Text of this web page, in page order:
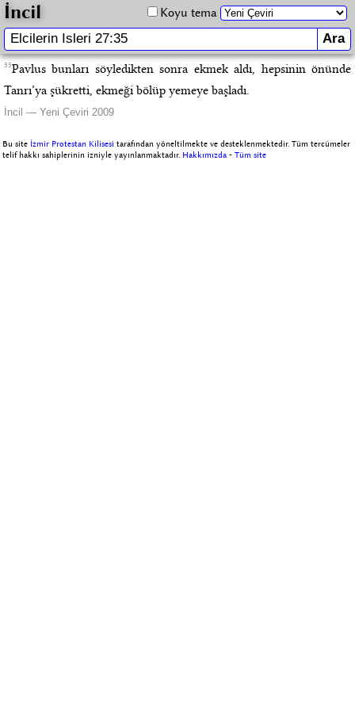
İncil Koyu tema
35Pavlus bunları söyledikten sonra ekmek aldı, hepsinin önünde
Tanrı’ya şükretti, ekmeği bölüp yemeye başladı.
İncil — Yeni Çeviri 2009
Bu site İzmir Protestan Kilisesi tarafından yöneltilmekte ve desteklenmektedir. Tüm tercümeler
telif hakkı sahiplerinin izniyle yayınlanmaktadır. Hakkımızda -Tüm site